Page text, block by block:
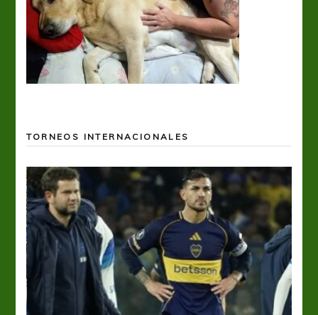
TORNEOS INTERNACIONALES